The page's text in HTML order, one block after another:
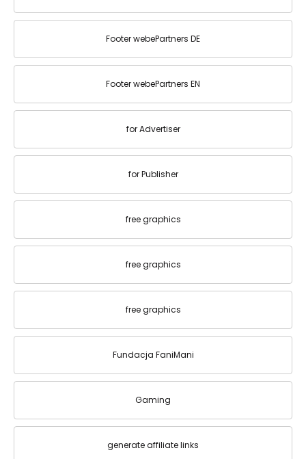
Footer webePartners DE
Footer webePartners EN
for Advertiser
for Publisher
free graphics
free graphics
free graphics
Fundacja FaniMani
Gaming
generate affiliate links